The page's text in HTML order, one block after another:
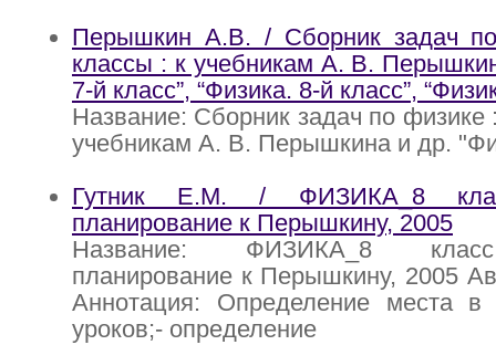
Перышкин А.В. / Сборник задач
классы : к учебникам А. В.
7-й класс”, “Физика. 8-й класс”,
Название: Сборник задач по физике
учебникам А. В. Перышкина и др.
Гутник Е.М. / ФИЗИКА_8
планирование к Перышкину, 2005
Название: ФИЗИКА_8
планирование к Перышкину, 2005
Аннотация: Определение места
уроков;- определение